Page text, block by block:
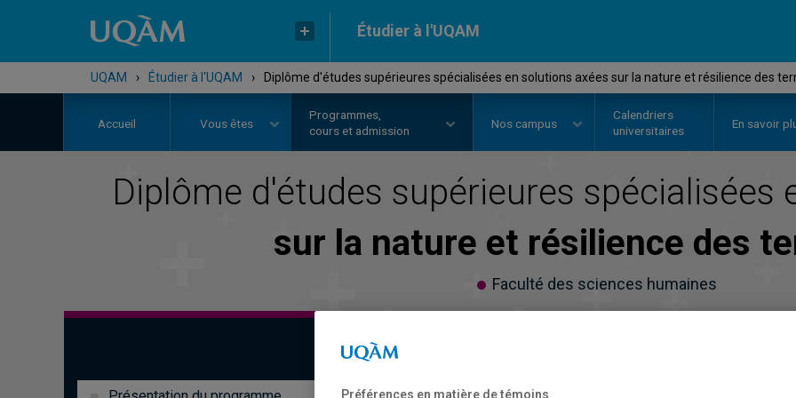
Étudier à l'UQAM
UQAM › Étudier à l'UQAM › Diplôme d'études supérieures spécialisées en solutions axées sur la nature et résilience des
Accueil Vous êtes
Programmes,
cours et admission
Nos campus
Calendriers
universitaires
En savoir
Diplôme d'études supérieures spécialisées
sur la nature et résilience des
Faculté des sciences humaines
Préférences en matière de témoins